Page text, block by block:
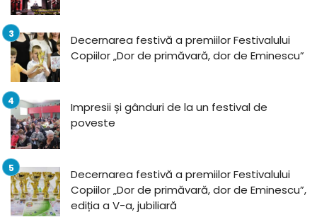
Decernarea festivă a premiilor Festivalului
Copiilor „Dor de primăvară, dor de Eminescu”
Impresii și gânduri de la un festival de
poveste
Decernarea festivă a premiilor Festivalului
Copiilor „Dor de primăvară, dor de Eminescu”,
ediția a V-a, jubiliară